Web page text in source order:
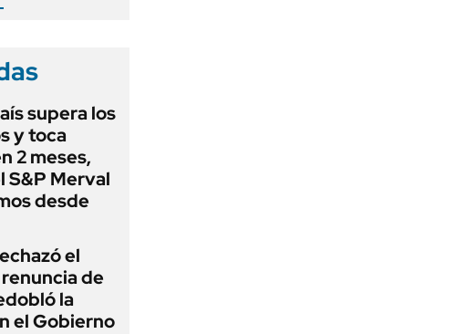
supera los
y toca
2 meses,
S&P Merval
desde
el
de
la
el Gobierno